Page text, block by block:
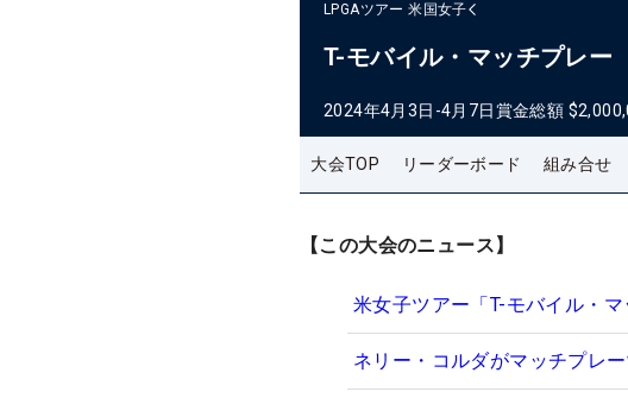
LPGAツアー 米国女子
T-モバイル・マッチプレー
2024年4月3日-4月7日賞金総額
大会TOP リーダーボード 組み合せ
【この大会のニュース】
米女子ツアー「T-モバイル・
ネリー・コルダがマッチプレ